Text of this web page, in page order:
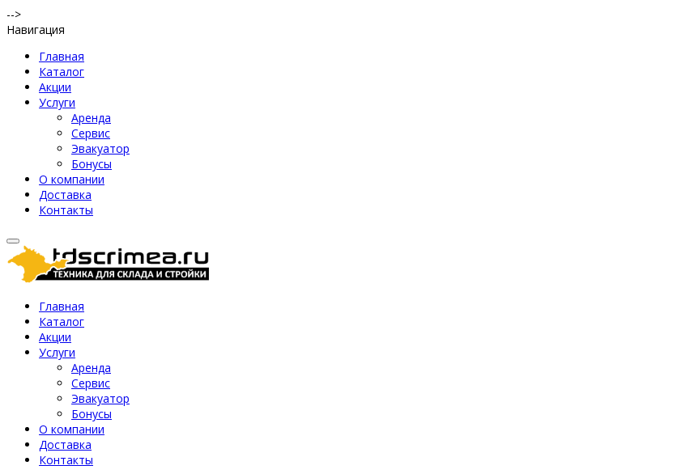
-->
Навигация
Главная
Каталог
Акции
Услуги
Аренда
Сервис
Эвакуатор
Бонусы
О компании
Доставка
Контакты
Главная
Каталог
Акции
Услуги
Аренда
Сервис
Эвакуатор
Бонусы
О компании
Доставка
Контакты